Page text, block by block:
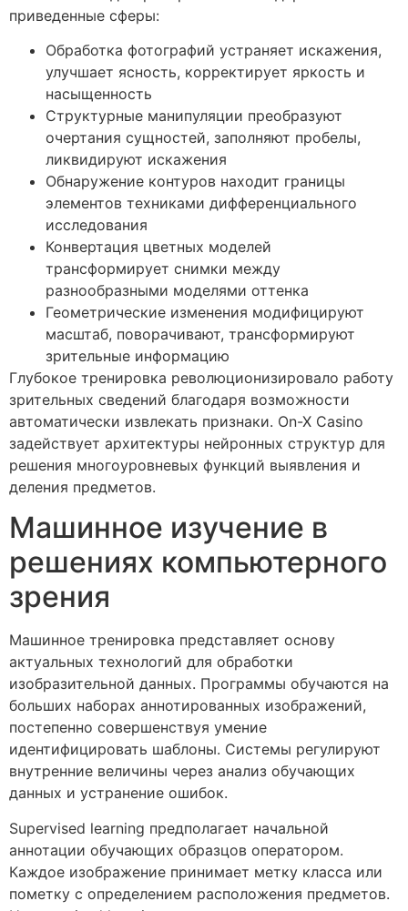
приведенные сферы:
Обработка фотографий устраняет искажения,
улучшает ясность, корректирует яркость и
насыщенность
Структурные манипуляции преобразуют
очертания сущностей, заполняют пробелы,
ликвидируют искажения
Обнаружение контуров находит границы
элементов техниками дифференциального
исследования
Конвертация цветных моделей
трансформирует снимки между
разнообразными моделями оттенка
Геометрические изменения модифицируют
масштаб, поворачивают, трансформируют
зрительные информацию
Глубокое тренировка революционизировало работу
зрительных сведений благодаря возможности
автоматически извлекать признаки. On-X Casino
задействует архитектуры нейронных структур для
решения многоуровневых функций выявления и
деления предметов.
Машинное изучение в
решениях компьютерного
зрения
Машинное тренировка представляет основу
актуальных технологий для обработки
изобразительной данных. Программы обучаются на
больших наборах аннотированных изображений,
постепенно совершенствуя умение
идентифицировать шаблоны. Системы регулируют
внутренние величины через анализ обучающих
данных и устранение ошибок.
Supervised learning предполагает начальной
аннотации обучающих образцов оператором.
Каждое изображение принимает метку класса или
пометку с определением расположения предметов.